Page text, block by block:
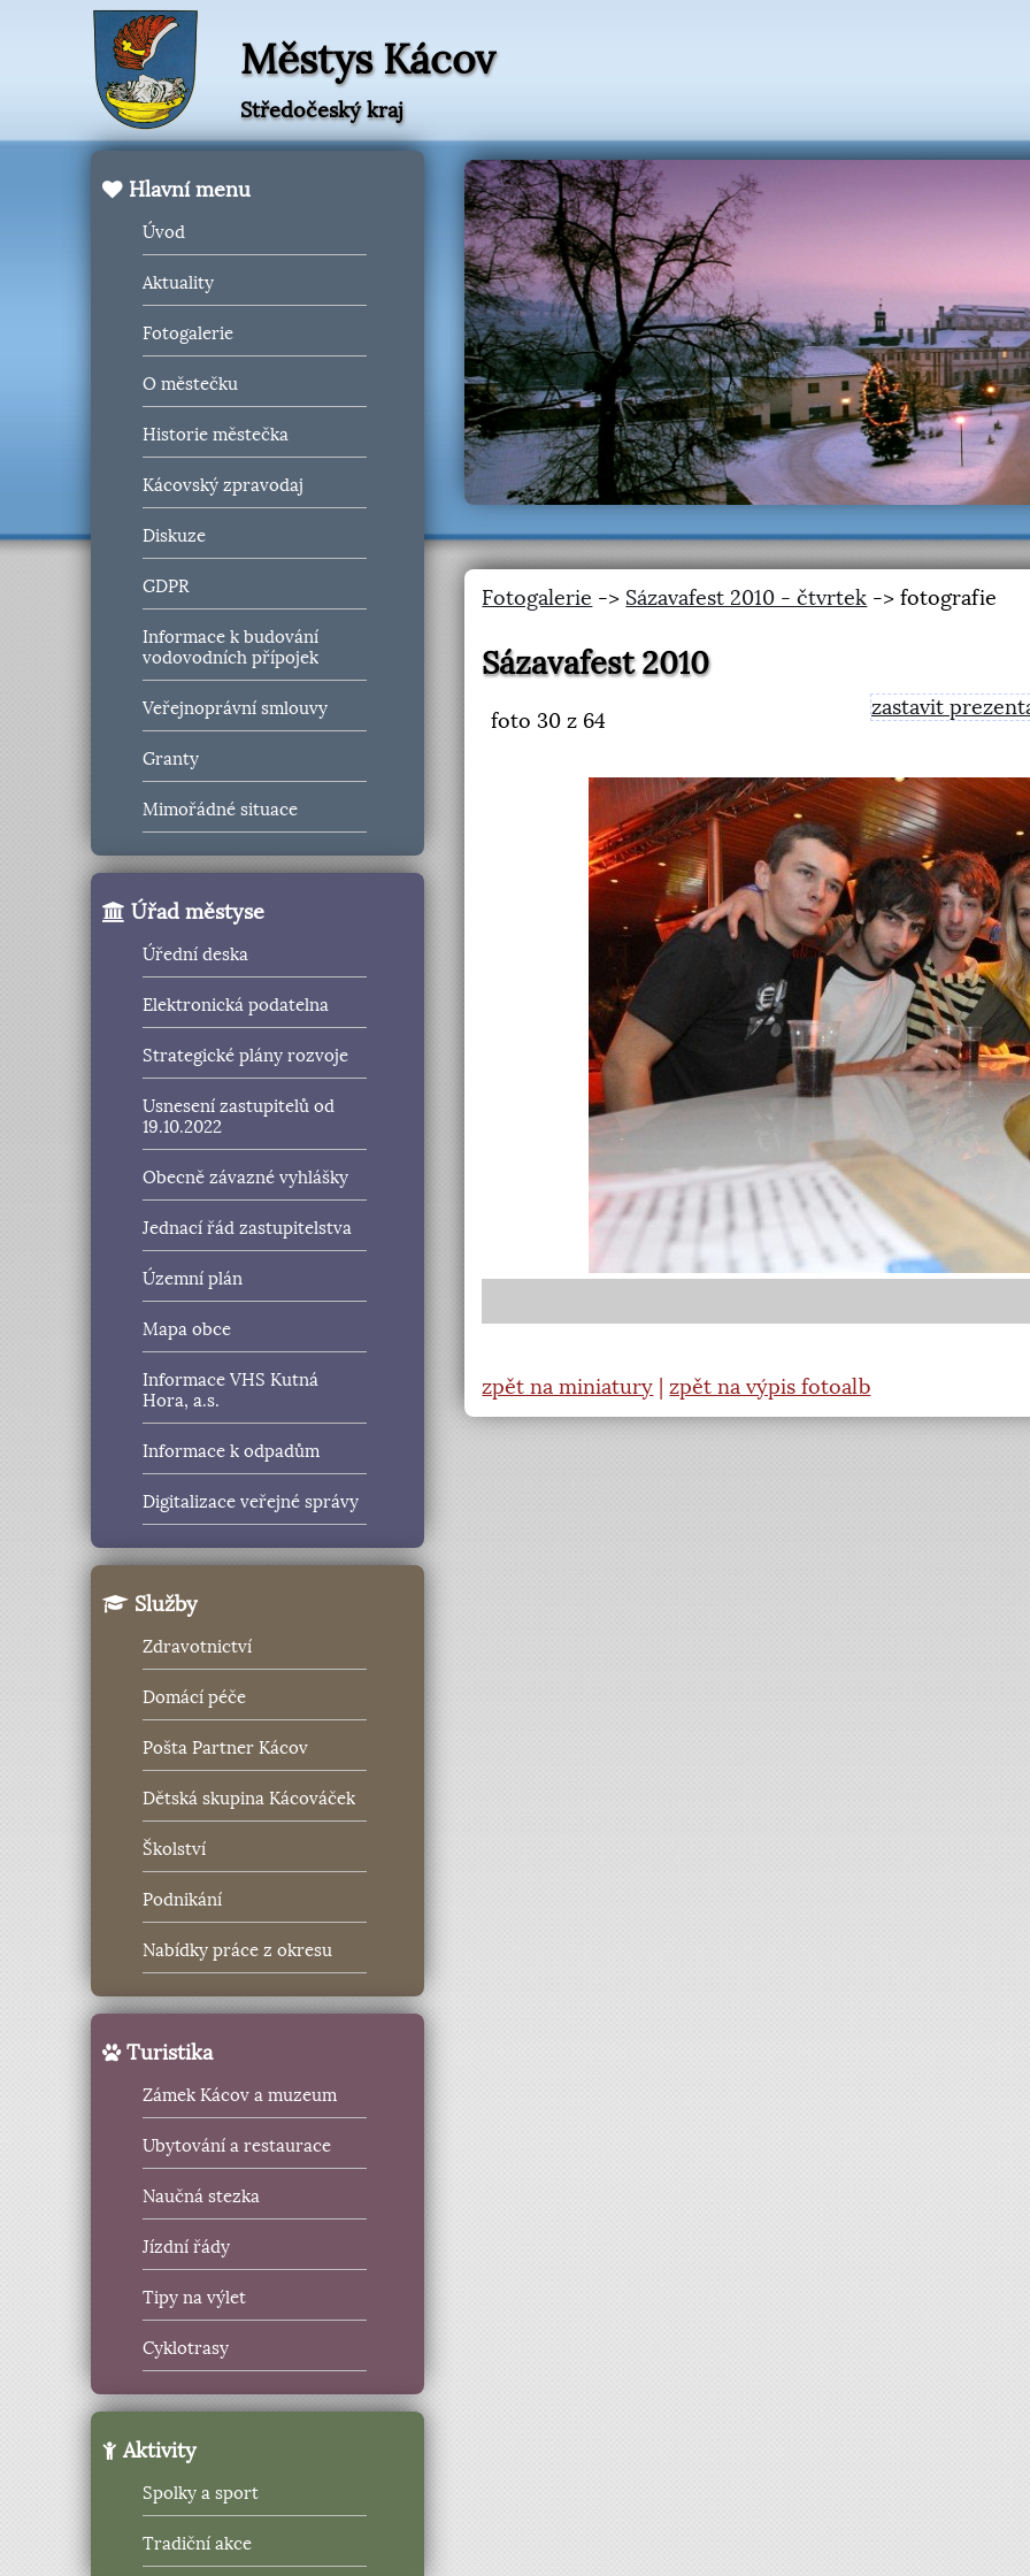
Městys Kácov
Středočeský kraj
Hlavní menu
Úvod
Aktuality
Fotogalerie
O městečku
Historie městečka
Kácovský zpravodaj
Diskuze
GDPR
Informace k budování
vodovodních přípojek
Veřejnoprávní smlouvy
Granty
Mimořádné situace
Úřad městyse
Úřední deska
Elektronická podatelna
Strategické plány rozvoje
Usnesení zastupitelů od
19.10.2022
Obecně závazné vyhlášky
Jednací řád zastupitelstva
Územní plán
Mapa obce
Informace VHS Kutná
Hora, a.s.
Informace k odpadům
Digitalizace veřejné správy
Služby
Zdravotnictví
Domácí péče
Pošta Partner Kácov
Dětská skupina Kácováček
Školství
Podnikání
Nabídky práce z okresu
Turistika
Zámek Kácov a muzeum
Ubytování a restaurace
Naučná stezka
Jízdní řády
Tipy na výlet
Cyklotrasy
Aktivity
Spolky a sport
Tradiční akce
Fotogalerie -> Sázavafest 2010 - čtvrtek -> fotografie
Oskar Petr & J. Vopata
foto31z 64
zastavit
zpět na miniatury |zpět na výpis fotoalb